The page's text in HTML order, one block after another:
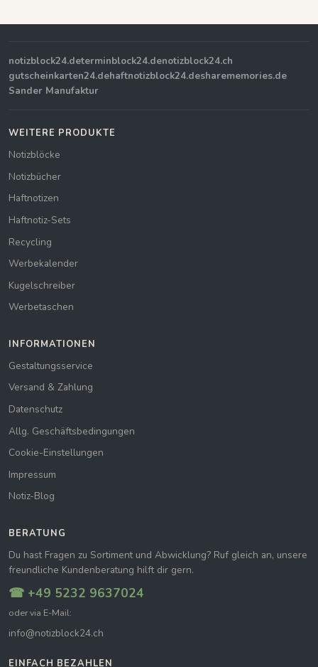
notizblock24.determinblock24.denotizblock24.ch
gutscheinkarten24.dehaftnotizblock24.desharememories.de
Sander Manufaktur
WEITERE PRODUKTE
Notizblöcke
Notizbücher
Haftnotizen
Haftnotiz-Sets
Recycling
Werbekalender
Kugelschreiber
Werbetaschen
INFORMATIONEN
Gestaltungsservice
Versand & Zahlung
Datenschutz
Allg. Geschäftsbedingungen
Cookie-Einstellungen
Impressum
Notiz-Blog
BERATUNG
Du hast Fragen zu Sortiment und Abwicklung? Ruf gleich an, unsere
freundliche Kundenberatung hilft dir gern.
☎ +49 5232 9637024
oder via E-Mail:
info@notizblock24.ch
EINFACH BEZAHLEN